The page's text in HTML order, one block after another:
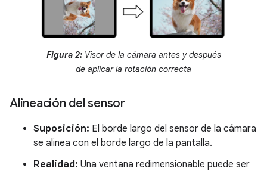
Figura 2:Visor de la cámara antes y después
de aplicar la rotación correcta
Alineación del sensor
Suposición: El borde largo del sensor de la cámara
se alinea con el borde largo de la pantalla.
Realidad: Una ventana redimensionable puede ser